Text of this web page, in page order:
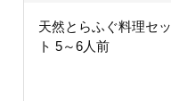
天然とらふぐ料理セッ
ト 5～6人前